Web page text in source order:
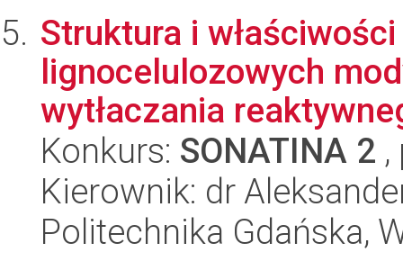
Struktura i
lignocelulozowych
wytłaczania
Konkurs: SONATINA 2
Kierownik: dr
Politechnika Gdańska,